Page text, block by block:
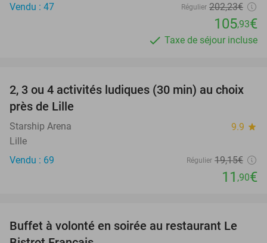
Vendu : 47
Régulier 202,23€
105,93€
Taxe de séjour incluse
38%
2, 3 ou 4 activités ludiques (30 min) au choix
près de Lille
Starship Arena 9.9 star
Lille
Vendu : 69
Régulier 19,15€
11 ,90€
25%
Buffet à volonté en soirée au restaurant Le